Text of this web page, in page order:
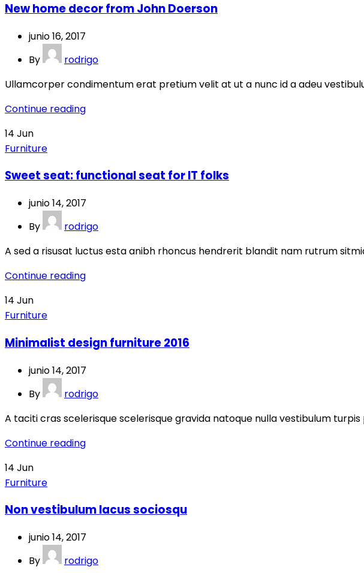
New home decor from John Doerson
junio 16, 2017
By
rodrigo
Ullamcorper condimentum erat pretium velit at ut a nunc id a adeu
Continue reading
14 Jun
Furniture
Sweet seat: functional seat for IT folks
junio 14, 2017
By
rodrigo
A sed a risusat luctus esta anibh rhoncus hendrerit blandit nam rutrum
Continue reading
14 Jun
Furniture
Minimalist design furniture 2016
junio 14, 2017
By
rodrigo
A taciti cras scelerisque scelerisque gravida natoque nulla vestibulum
Continue reading
14 Jun
Furniture
Non vestibulum lacus sociosqu
junio 14, 2017
By
rodrigo